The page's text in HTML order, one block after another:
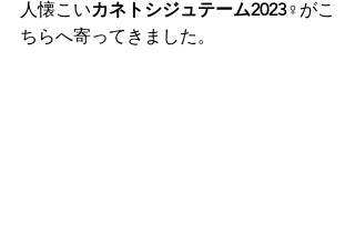
人懐こいカネトシジュテーム2023♀がこ
ちらへ寄ってきました。